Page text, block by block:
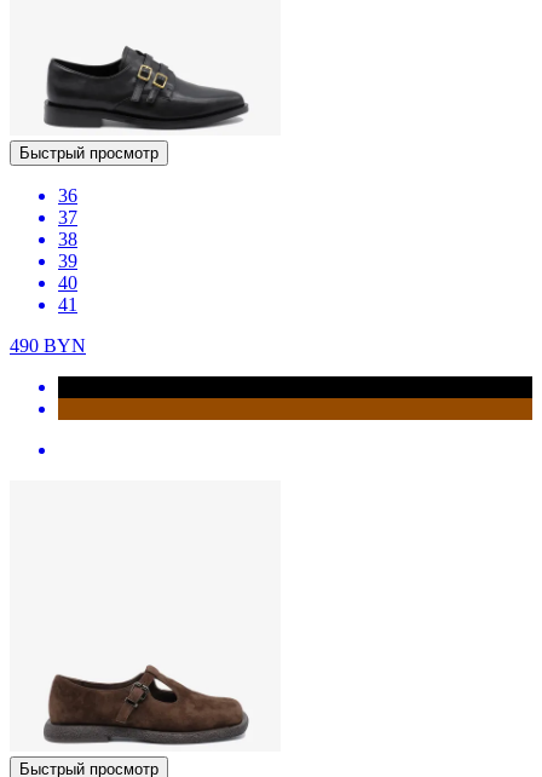
Быстрый просмотр
36
37
38
39
40
41
490 BYN
Быстрый просмотр